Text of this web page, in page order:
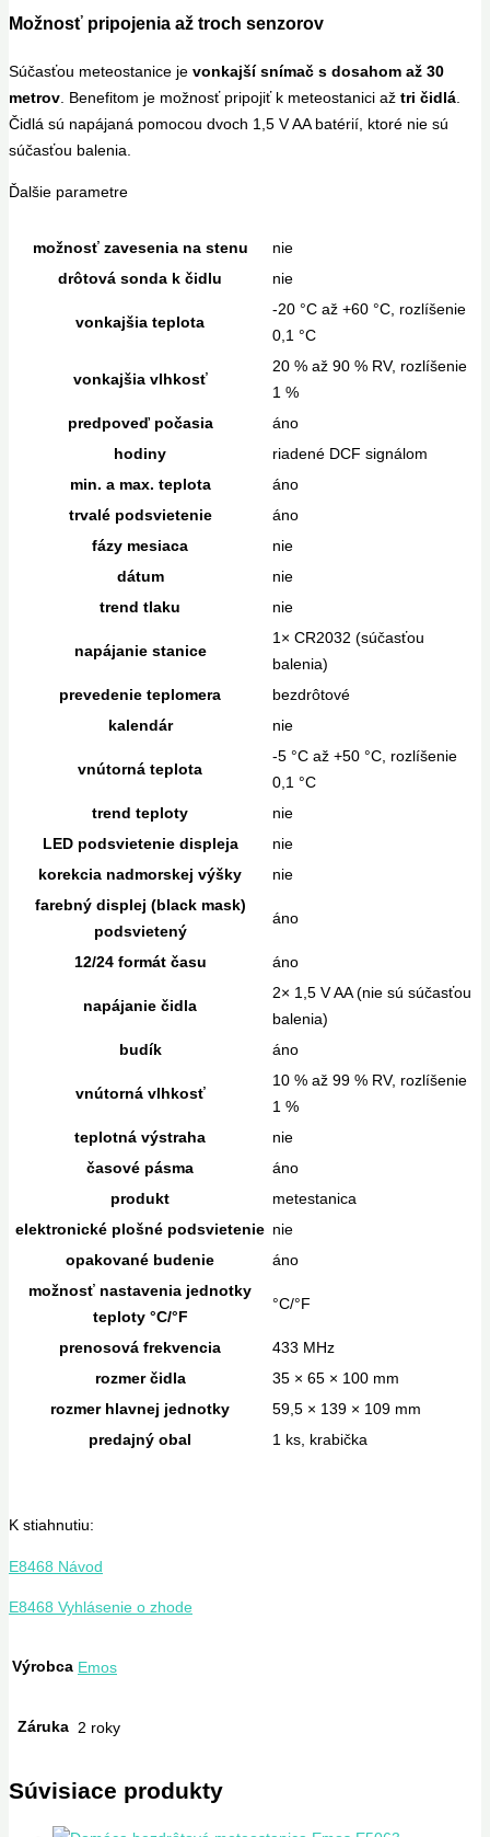
Možnosť pripojenia až troch senzorov
Súčasťou meteostanice je vonkajší snímač s dosahom až 30
metrov . Benefitom je možnosť pripojiť k meteostanici až tri čidlá
Čidlá sú napájaná pomocou dvoch 1,5 V AA batérií, ktoré nie sú
súčasťou balenia.
Ďalšie parametre
možnosť zavesenia na stenu
nie
drôtová sonda k čidlu
nie
vonkajšia teplota
-20 °C až +60 °C, rozlíšenie
0,1 °C
vonkajšia vlhkosť
20 % až 90 % RV, rozlíšenie
1 %
predpoveď počasia
áno
hodiny
riadené DCF signálom
min. a max. teplota
áno
trvalé podsvietenie
áno
fázy mesiaca
nie
dátum
nie
trend tlaku
nie
napájanie stanice
1× CR2032 (súčasťou
balenia)
prevedenie teplomera
bezdrôtové
kalendár
nie
vnútorná teplota
-5 °C až +50 °C, rozlíšenie
0,1 °C
trend teploty
nie
LED podsvietenie displeja
nie
korekcia nadmorskej výšky
nie
farebný displej (black mask)
podsvietený
áno
12/24 formát času áno
napájanie čidla
2× 1,5 V AA (nie sú súčasťou
balenia)
budík
áno
vnútorná vlhkosť
10 % až 99 % RV, rozlíšenie
1 %
teplotná výstraha
nie
časové pásma
áno
produkt
metestanica
elektronické plošné podsvietenie nie
opakované budenie
áno
možnosť nastavenia jednotky
teploty °C/°F
°C/°F
prenosová frekvencia
433 MHz
rozmer čidla
35 × 65 × 100 mm
rozmer hlavnej jednotky
59,5 × 139 × 109 mm
predajný obal
1 ks, krabička
K stiahnutiu:
E8468 Návod
E8468 Vyhlásenie o zhode
Výrobca Emos
Záruka 2 roky
Súvisiace produkty